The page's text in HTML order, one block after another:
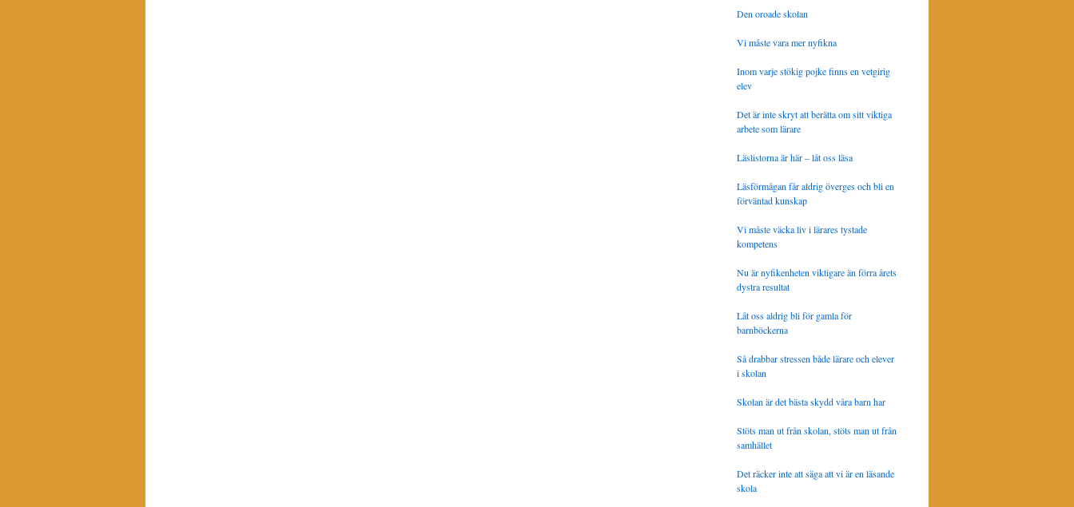
Den oroade skolan
Vi måste vara mer nyfikna
Inom varje stökig pojke finns en vetgirig
elev
Det är inte skryt att berätta om sitt viktiga
arbete som lärare
Läslistorna är här – låt oss läsa
Läsförmågan får aldrig överges och bli en
förväntad kunskap
Vi måste väcka liv i lärares tystade
kompetens
Nu är nyfikenheten viktigare än förra årets
dystra resultat
Låt oss aldrig bli för gamla för
barnböckerna
Så drabbar stressen både lärare och elever
i skolan
Skolan är det bästa skydd våra barn har
Stöts man ut från skolan, stöts man ut från
samhället
Det räcker inte att säga att vi är en läsande
skola